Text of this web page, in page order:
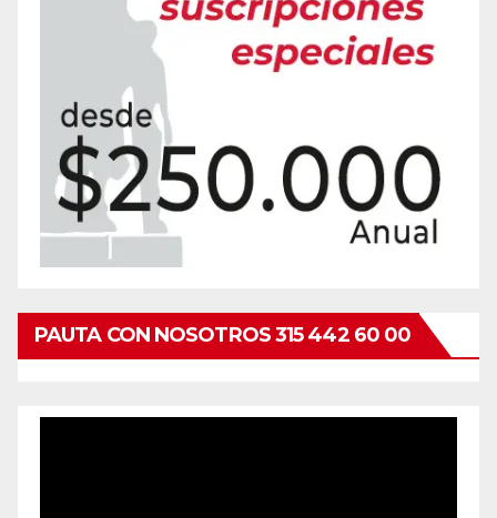
PAUTA CON NOSOTROS 315 442 60 00